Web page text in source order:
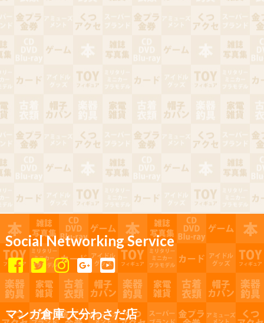
Social Networking Service
マンガ倉庫 大分わさだ店